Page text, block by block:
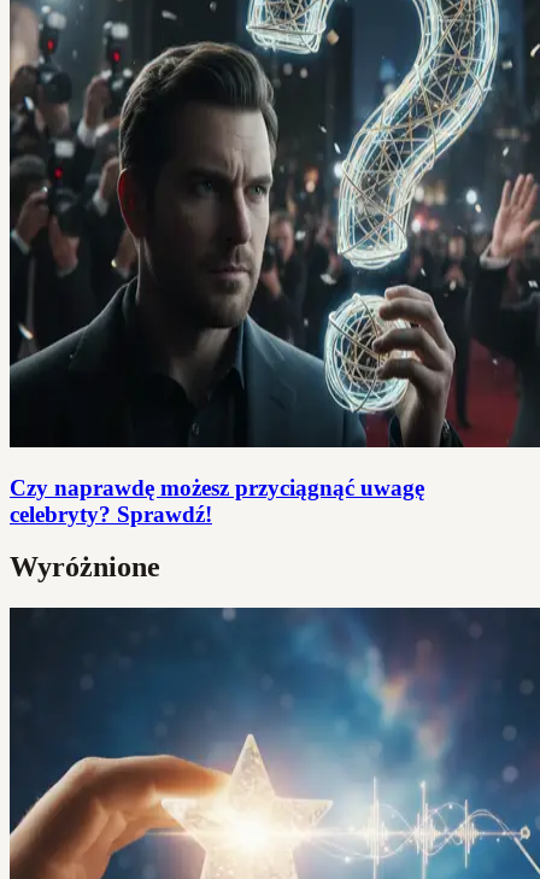
Czy naprawdę możesz przyciągnąć uwagę
celebryty? Sprawdź!
Wyróżnione